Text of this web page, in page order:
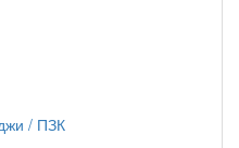
/ ПЗК